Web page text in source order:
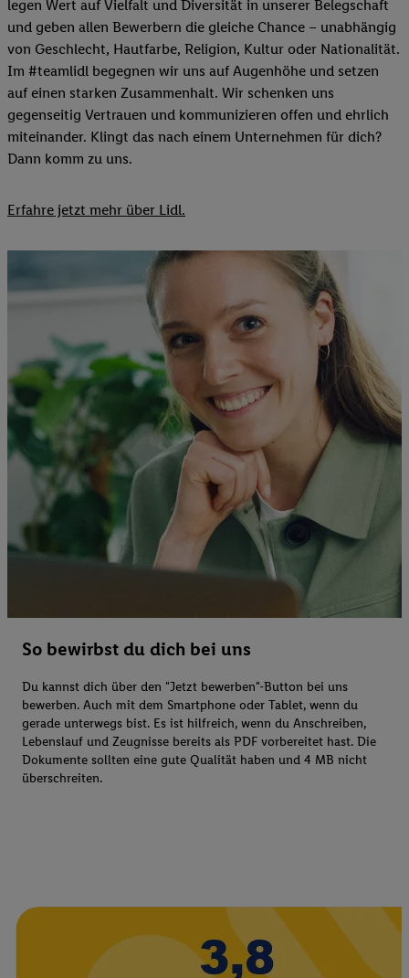
legen Wert auf Vielfalt und Diversität in unserer Belegschaft
und geben allen Bewerbern die gleiche Chance – unabhängig
von Geschlecht, Hautfarbe, Religion, Kultur oder Nationalität.
Im #teamlidl begegnen wir uns auf Augenhöhe und setzen
auf einen starken Zusammenhalt. Wir schenken uns
gegenseitig Vertrauen und kommunizieren offen und ehrlich
miteinander. Klingt das nach einem Unternehmen für dich?
Dann komm zu uns.​
Erfahre jetzt mehr über Lidl.
So bewirbst du dich bei uns
Du kannst dich über den "Jetzt bewerben"-Button bei uns
bewerben. Auch mit dem Smartphone oder Tablet, wenn du
gerade unterwegs bist. Es ist hilfreich, wenn du Anschreiben,
Lebenslauf und Zeugnisse bereits als PDF vorbereitet hast. Die
Dokumente sollten eine gute Qualität haben und 4 MB nicht
überschreiten.